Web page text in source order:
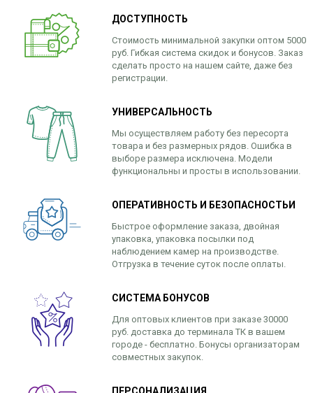
ДОСТУПНОСТЬ
Стоимость минимальной закупки оптом 5000
руб. Гибкая система скидок и бонусов. Заказ
сделать просто на нашем сайте, даже без
регистрации.
УНИВЕРСАЛЬНОСТЬ
Мы осуществляем работу без пересорта
товара и без размерных рядов. Ошибка в
выборе размера исключена. Модели
функциональны и просты в использовании.
ОПЕРАТИВНОСТЬ И БЕЗОПАСНОСТЬИ
Быстрое оформление заказа, двойная
упаковка, упаковка посылки под
наблюдением камер на производстве.
Отгрузка в течение суток после оплаты.
СИСТЕМА БОНУСОВ
Для оптовых клиентов при заказе 30000
руб. доставка до терминала ТК в вашем
городе - бесплатно. Бонусы организаторам
совместных закупок.